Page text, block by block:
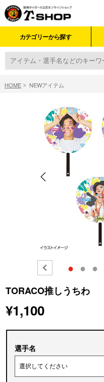
カテゴリーから探す
HOME NEWアイテム
● ● ●
TORACO推しうちわ
¥1,100
選手名